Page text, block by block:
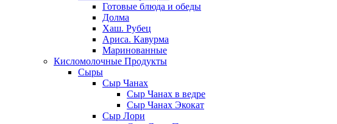
Готовые блюда и обеды
Долма
Хаш. Рубец
Ариса. Кавурма
Маринованные
Кисломолочные Продукты
Сыры
Сыр Чанах
Сыр Чанах в ведре
Сыр Чанах Экокат
Сыр Лори